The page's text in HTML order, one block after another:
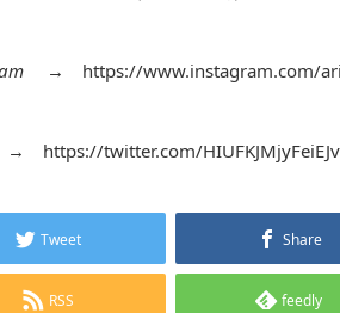
→ https://www.instagram.com/
https://twitter.com/HIUFKJMjyFeiEJv
Tweet Share
RSS feedly